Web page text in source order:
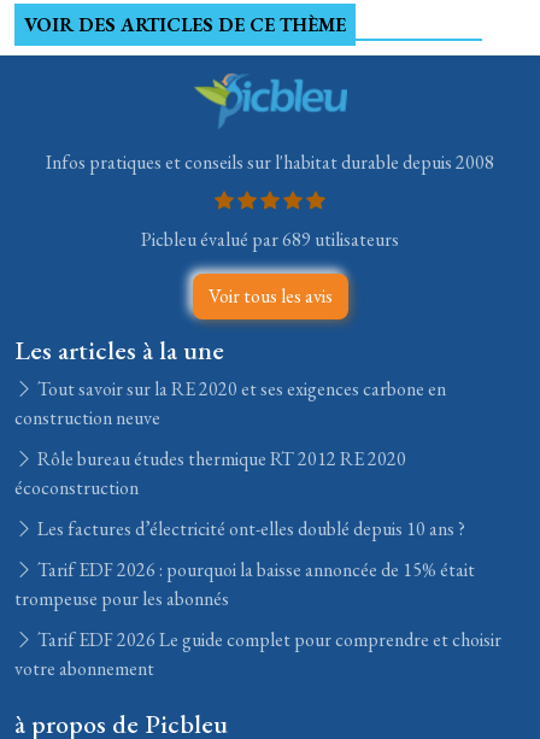
VOIR DES ARTICLES DE CE THÈME
Infos pratiques et conseils sur l'habitat durable depuis 2008
Picbleu évalué par 689 utilisateurs
Voir tous les avis
Les articles à la une
Tout savoir sur la RE 2020 et ses exigences carbone en
construction neuve
Rôle bureau études thermique RT 2012 RE 2020
écoconstruction
Les factures d’électricité ont-elles doublé depuis 10 ans ?
Tarif EDF 2026 : pourquoi la baisse annoncée de 15% était
trompeuse pour les abonnés
Tarif EDF 2026 Le guide complet pour comprendre et choisir
votre abonnement
à propos de Picbleu